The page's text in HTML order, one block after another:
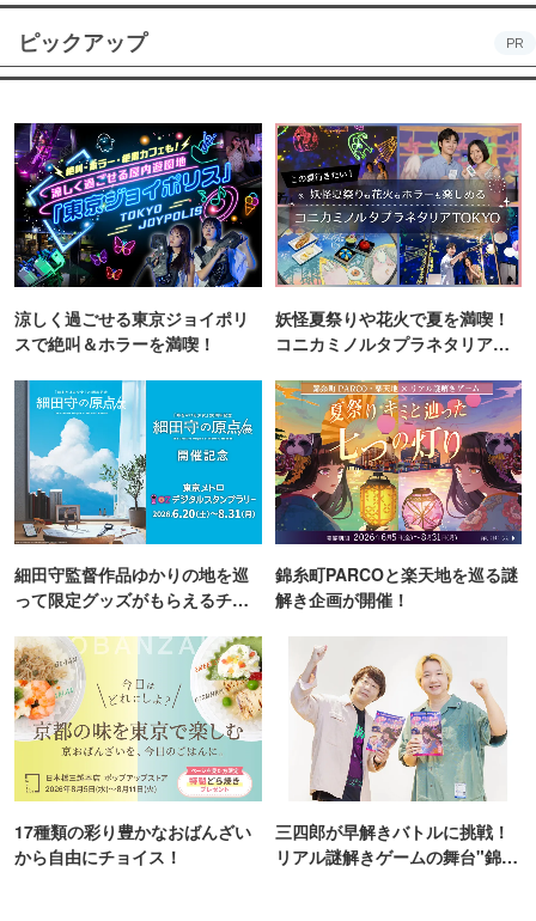
ピックアップ PR
涼しく過ごせる東京ジョイポリ
スで絶叫＆ホラーを満喫！
妖怪夏祭りや花火で夏を満喫！
コニカミノルタプラネタリア
細田守監督作品ゆかりの地を巡
って限定グッズがもらえるチャ
錦糸町PARCOと楽天地を巡る謎
解き企画が開催！
17種類の彩り豊かなおばんざい
から自由にチョイス！
三四郎が早解きバトルに挑戦！
リアル謎解きゲームの舞台"錦糸